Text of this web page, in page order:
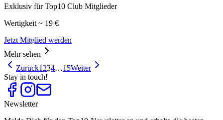
Exklusiv für Top10 Club Mitglieder
Wertigkeit ~ 19 €
Jetzt Mitglied werden
Mehr sehen
Zurück1 234…15Weiter
Stay in touch!
Newsletter